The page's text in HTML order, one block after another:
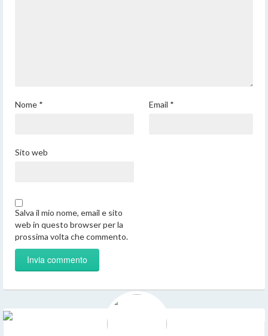
Nome * Email *
Sito web
Salva il mio nome, email e sito
web in questo browser per la
prossima volta che commento.